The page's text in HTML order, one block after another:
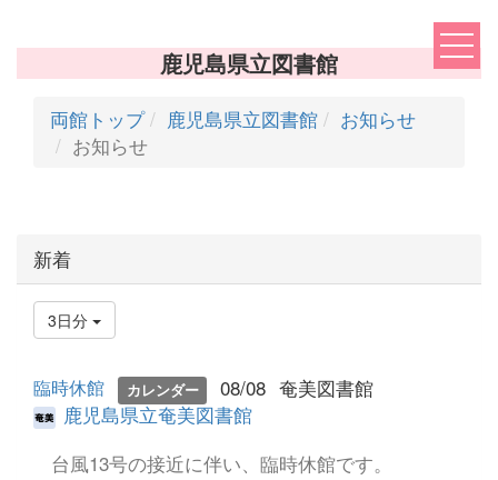
鹿児島県立図書館
両館トップ 鹿児島県立図書館
お知らせ
お知らせ
新着
3日分
臨時休館 カレンダー 08/08 奄美図書館
鹿児島県立奄美図書館
台風13号の接近に伴い、臨時休館です。